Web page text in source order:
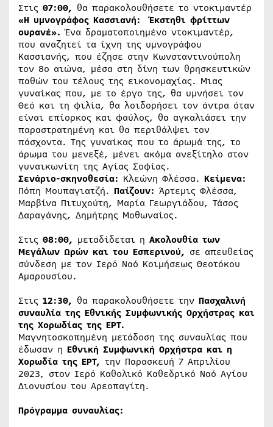
Στις 07:00, θα παρακολουθήσετε το ντοκιμαντέρ
«Η υμνογράφος Κασσιανή: Έκστηθι φρίττων
ουρανέ». Ένα δραματοποιημένο ντοκιμαντέρ,
που αναζητεί τα ίχνη της υμνογράφου
Κασσιανής, που έζησε στην Κωνσταντινούπολη
τον 8ο αιώνα, μέσα στη δίνη των θρησκευτικών
παθών του τέλους της εικονομαχίας. Μιας
γυναίκας που, με το έργο της, θα υμνήσει τον
Θεό και τη φιλία, θα λοιδορήσει τον άντρα όταν
είναι επίορκος και φαύλος, θα αγκαλιάσει την
παραστρατημένη και θα περιθάλψει τον
πάσχοντα. Της γυναίκας που το άρωμά της, το
άρωμα του μενεξέ, μένει ακόμα ανεξίτηλο στον
γυναικωνίτη της Αγίας Σοφίας.
Σενάριο-σκηνοθεσία: Κλεώνη Φλέσσα. Κείμενα:
Πόπη Μουπαγιατζή. Παίζουν: Άρτεμις Φλέσσα,
Μαρβίνα Πιτυχούτη, Μαρία Γεωργιάδου, Τάσος
Δαραγάνης, Δημήτρης Μοθωναίος.
Στις 08:00, μεταδίδεται η Ακολουθία των
Μεγάλων Ωρών και του Εσπερινού, σε απευθείας
σύνδεση με τον Ιερό Ναό Κοιμήσεως Θεοτόκου
Αμαρουσίου.
Στις 12:30, θα παρακολουθήσετε την Πασχαλινή
συναυλία της Εθνικής Συμφωνικής Ορχήστρας και
της Χορωδίας της ΕΡΤ.
Μαγνητοσκοπημένη μετάδοση της συναυλίας που
έδωσαν η Εθνική Συμφωνική Ορχήστρα και η
Χορωδία της ΕΡΤ, την Παρασκευή 7 Απριλίου
2023, στον Ιερό Καθολικό Καθεδρικό Ναό Αγίου
Διονυσίου του Αρεοπαγίτη.
Πρόγραμμα συναυλίας: